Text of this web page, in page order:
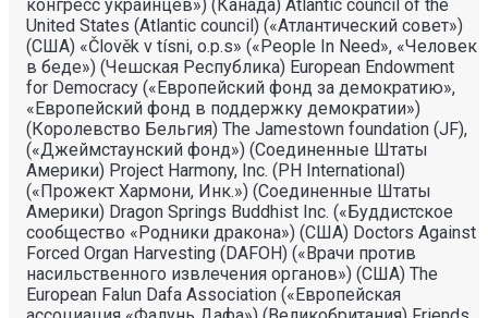
конгресс украинцев») (Канада) Atlantic council of the
United States (Atlantic council) («Атлантический совет»)
(США) «Člověk v tísni, o.p.s» («People In Need», «Человек
в беде») (Чешская Республика) European Endowment
for Democracy («Европейский фонд за демократию»,
«Европейский фонд в поддержку демократии»)
(Королевство Бельгия) The Jamestown foundation (JF),
(«Джеймстаунский фонд») (Соединенные Штаты
Америки) Project Harmony, Inc. (PH International)
(«Прожект Хармони, Инк.») (Соединенные Штаты
Америки) Dragon Springs Buddhist Inc. («Буддистское
сообщество «Родники дракона») (США) Doctors Against
Forced Organ Harvesting (DAFOH) («Врачи против
насильственного извлечения органов») (США) The
European Falun Dafa Association («Европейская